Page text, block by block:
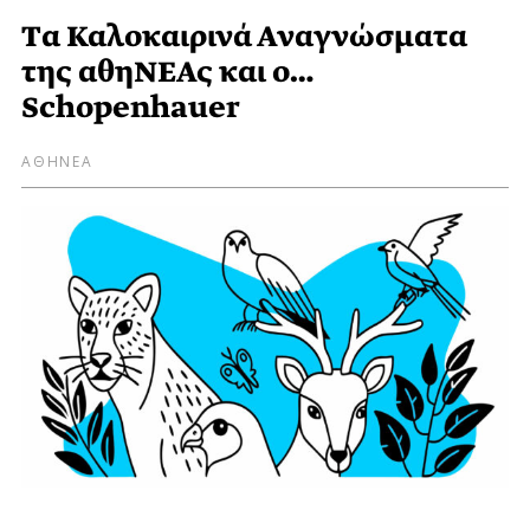
Tα Καλοκαιρινά Αναγνώσματα
της αθηΝΕΑς και ο…
Schopenhauer
ΑΘΗΝΕΑ